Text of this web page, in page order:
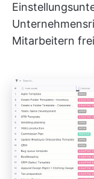
Mitarbeitern